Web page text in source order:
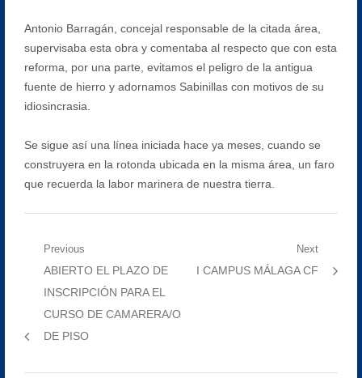
Antonio Barragán, concejal responsable de la citada área,
supervisaba esta obra y comentaba al respecto que con esta
reforma, por una parte, evitamos el peligro de la antigua
fuente de hierro y adornamos Sabinillas con motivos de su
idiosincrasia.
Se sigue así una línea iniciada hace ya meses, cuando se
construyera en la rotonda ubicada en la misma área, un faro
que recuerda la labor marinera de nuestra tierra.
Navegación
de
entradas
Previous
Previous
post:
ABIERTO EL PLAZO DE
INSCRIPCIÓN PARA EL
CURSO DE CAMARERA/O
DE PISO
Next
Next
I CAMPUS MÁLAGA CF